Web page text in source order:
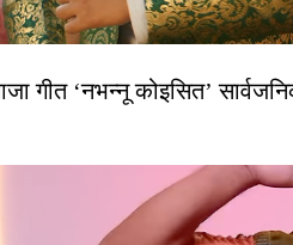
गीत ‘नभन्नू कोइसित’